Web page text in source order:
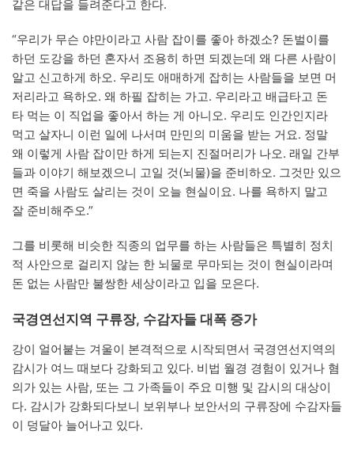
같은 대답을 들려준다고 한다.
“우리가 무슨 야만이라고 사람 잡이를 좋아 하겠소? 돈벌이를
하던 도강을 하던 혼자서 조용히 하면 되겠는데 왜 다른 사람이
알고 신고하게 하오. 우리도 애매하게 잡히는 사람들을 보면 머
저리라고 욕하오. 왜 하필 잡히는 가고. 우리라고 배급타고 돈
타 먹는 이 직업을 좋아서 하는 게 아니오. 우리도 인간인지라
먹고 살자니 이런 일에 나서며 만민의 미움을 받는 거요. 정말
왜 이렇게 사람 잡이만 하게 되는지 진절머리가 나오. 래일 간부
들과 이야기 해보겠으니 고일 것(뇌물)을 준비하오. 그것만 있으
면 죽을 사람도 살리는 것이 오늘 현실이요. 나를 욕하지 말고
잘 준비해주오.”
그를 비롯해 비슷한 직종의 업무를 하는 사람들은 특별히 정치
적 사안으로 걸리지 않는 한 뇌물로 무마되는 것이 현실이라며
돈 없는 사람만 불쌍한 세상이라고 입을 모은다.
국경연선지역 구류장, 수감자들 대폭 증가
강이 얼어붙는 겨울이 본격적으로 시작되면서 국경연선지역의
감시가 여느 때보다 강화되고 있다. 비법 월경 경험이 있거나 혐
의가 있는 사람, 또는 그 가족들이 주요 미행 및 감시의 대상이
다. 감시가 강화되다보니 보위부나 보안서의 구류장에 수감자들
이 덩달아 늘어나고 있다.